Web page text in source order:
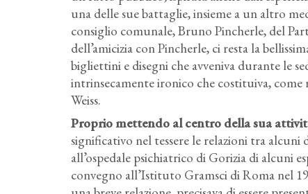
una delle sue battaglie, insieme a un altro
consiglio comunale, Bruno Pincherle, del
dell’amicizia con Pincherle, ci resta la
bigliettini e disegni che avveniva durante le
intrinsecamente ironico che costituiva,
Weiss.
Proprio mettendo al centro della sua
significativo nel tessere le relazioni tra alcuni
all’ospedale psichiatrico di Gorizia di alcuni
convegno all’Istituto Gramsci di Roma nel